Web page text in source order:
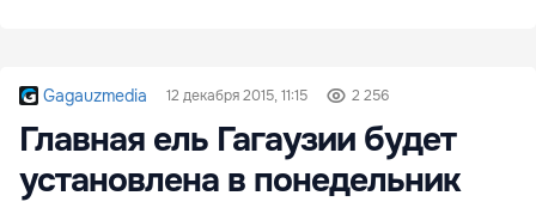
Gagauzmedia 12 декабря 2015, 11:15 2 256
Главная ель Гагаузии будет
установлена в понедельник